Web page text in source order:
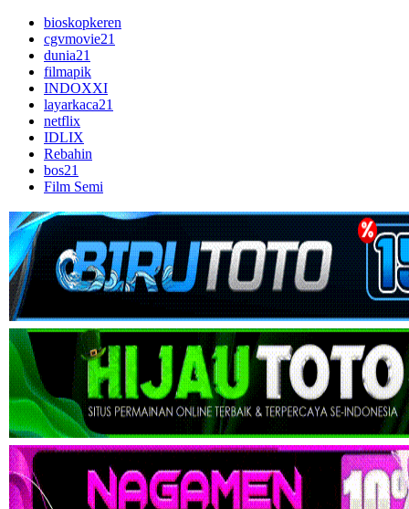
bioskopkeren
cgvmovie21
dunia21
filmapik
INDOXXI
layarkaca21
netflix
IDLIX
Rebahin
bos21
Film Semi